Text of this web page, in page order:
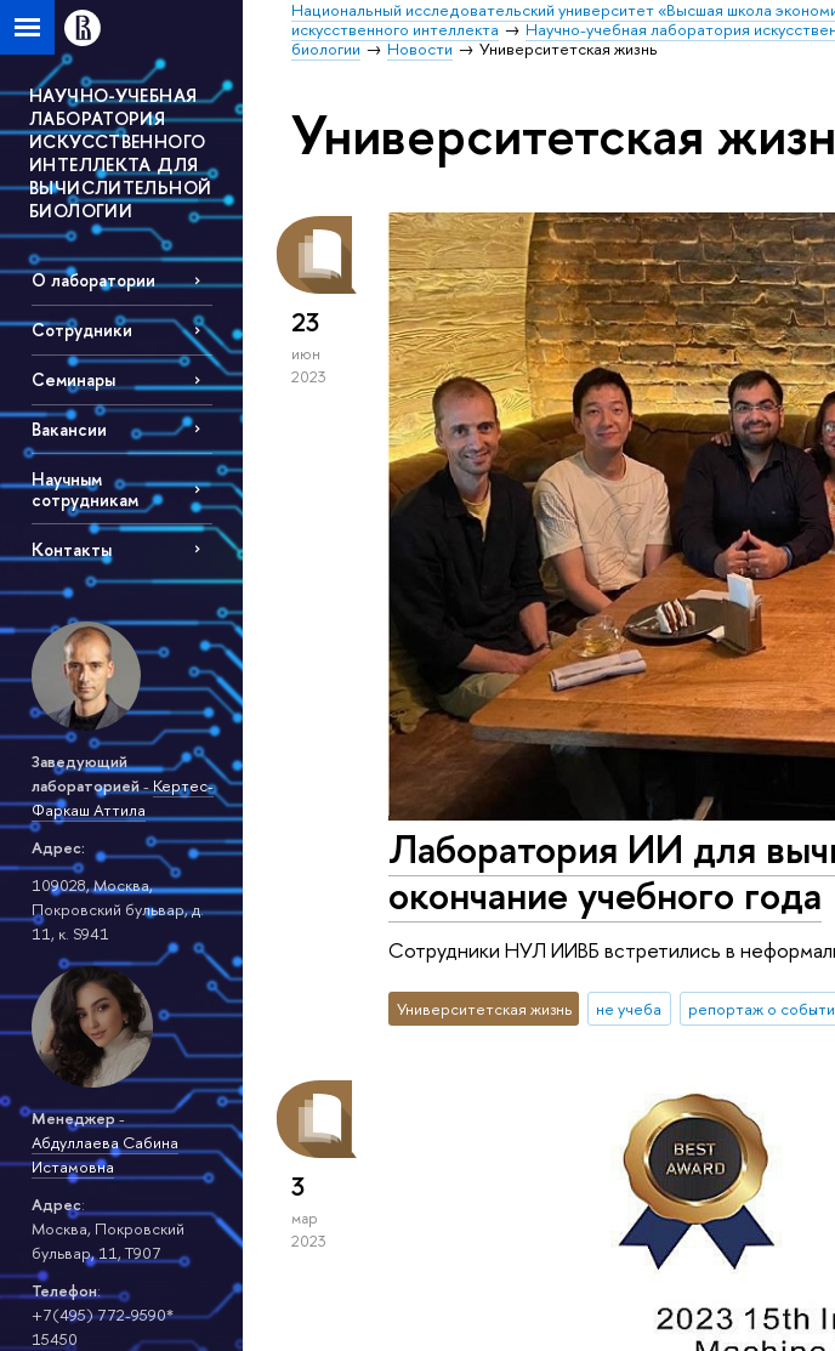
Национальный исследовательский университет «Высшая школа
искусственного интеллекта
Научно-учебная лаборатория
биологии
Новости Университетская жизнь
НАУЧНО-УЧЕБНАЯ
ЛАБОРАТОРИЯ
ИСКУССТВЕННОГО
ИНТЕЛЛЕКТА ДЛЯ
ВЫЧИСЛИТЕЛЬНОЙ
БИОЛОГИИ
О лаборатории
Сотрудники
Семинары
Вакансии
Научным
сотрудникам
Контакты
Заведующий
лабораторией-Кертес-
Фаркаш Аттила
Адрес:
109028, Москва,
Покровский бульвар, д.
11, к. S941
Менеджер-
Абдуллаева Сабина
Истамовна
Адрес:
Москва, Покровский
бульвар, 11, Т907
Телефон:
+7(495) 772-9590*
15450
Университетская
23
июн
2023
Лаборатория ИИ для
окончание учебного года
Сотрудники НУЛ ИИВБ встретились в
Университетская жизнь не учеба репортаж о
3
мар
2023